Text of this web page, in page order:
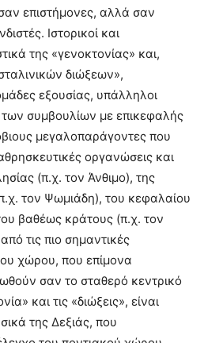
επιστήμονες, αλλά σαν
Ιστορικοί και
της «γενοκτονίας» και,
διώξεων»,
εξουσίας, υπάλληλοι
συμβουλίων με επικεφαλής
μεγαλοπαράγοντες που
οργανώσεις και
(π.χ. τον Άνθιμο), της
τον Ψωμιάδη), του κεφαλαίου
βαθέως κράτους (π.χ. τον
τις πιο σημαντικές
χώρου, που επίμονα
σαν το σταθερό κεντρικό
και τις «διώξεις», είναι
της Δεξιάς, που